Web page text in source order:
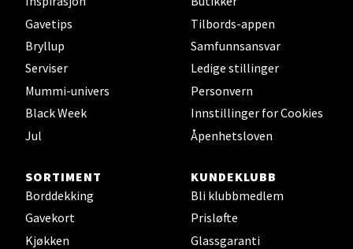
Gavetips
Bryllup
Serviser
Mummi-univers
Black Week
Jul
Tilbords-appen
Samfunnsansvar
Ledige stillinger
Personvern
Innstillinger for Cookies
Åpenhetsloven
SORTIMENT
Borddekking
Gavekort
Kjøkken
KUNDEKLUBB
Bli klubbmedlem
Prisløfte
Glassgaranti
Velg
Kristiansund - Futura
Industriveien 17, 6517 Kristiansund
Åpningstider ikke tilgjengelig